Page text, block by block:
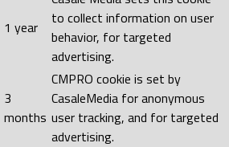
1 year
to collect information on user
behavior, for targeted
advertising.
3
months
CMPRO cookie is set by
CasaleMedia for anonymous
user tracking, and for targeted
advertising.